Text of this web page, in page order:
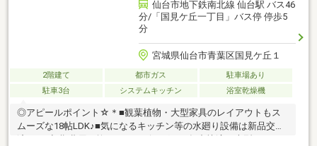
仙台市地下鉄南北線 仙台駅 バス46
分/「国見ケ丘一丁目」バス停 停歩5
分
宮城県仙台市青葉区国見ケ丘１
2階建て 都市ガス
駐車場あり
駐車3台
システムキッチン 浴室乾燥機
◎アピールポイント☆＊■観葉植物・大型家具のレイアウトもス
ムーズな18帖LDK♪■気になるキッチン等の水廻り設備は新品交換